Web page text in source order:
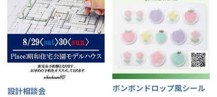
設計相談会 ボンボンドロップ風シール